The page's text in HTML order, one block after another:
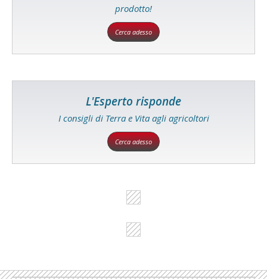
prodotto!
Cerca adesso
L'Esperto risponde
I consigli di Terra e Vita agli agricoltori
Cerca adesso